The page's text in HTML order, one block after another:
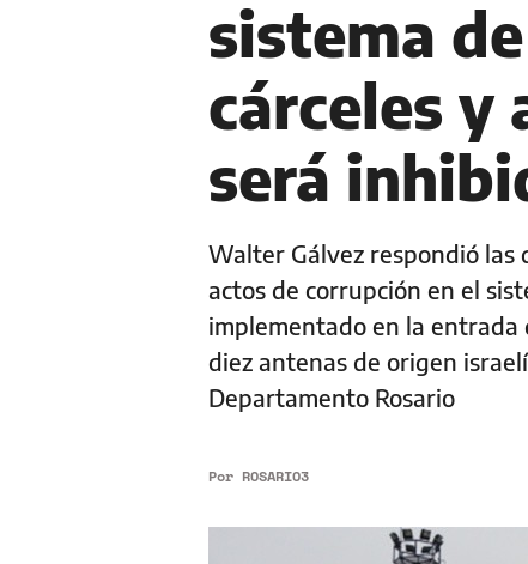
sistema
cárceles y
será
Walter Gálvez respondió
actos de corrupción en el
implementado en la entrada
diez antenas de origen
Departamento Rosario
Por ROSARIO3